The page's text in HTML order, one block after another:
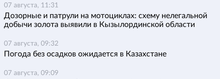
07 августа, 11:31
Дозорные и патрули на мотоциклах: схему нелегальной
добычи золота выявили в Кызылординской области
07 августа, 09:32
Погода без осадков ожидается в Казахстане
07 августа, 09:09